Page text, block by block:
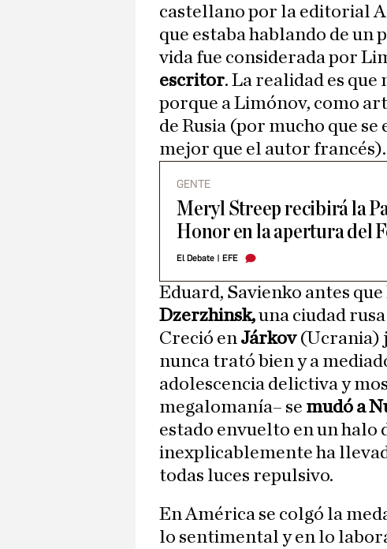
castellano por la editorial
que estaba hablando de un
vida fue considerada por
escritor. La realidad es
porque a Limónov, como
de Rusia (por mucho que
mejor que el autor francés).
GENTE
Meryl Streep recibirá la
Honor en la apertura del
El Debate EFE
Eduard, Savienko antes
Dzerzhinsk,una ciudad
Creció en Járkov(Ucrania)
nunca trató bien y a
adolescencia delictiva y
megalomanía– se mudó a
estado envuelto en un halo
inexplicablemente ha
todas luces repulsivo.
En América se colgó la
lo sentimental y en lo